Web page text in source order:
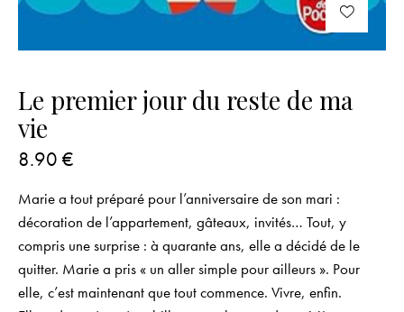
Le premier jour du reste de ma
vie
8.90 €
Marie a tout préparé pour l’anniversaire de son mari :
décoration de l’appartement, gâteaux, invités… Tout, y
compris une surprise : à quarante ans, elle a décidé de le
quitter. Marie a pris « un aller simple pour ailleurs ». Pour
elle, c’est maintenant que tout commence. Vivre, enfin.